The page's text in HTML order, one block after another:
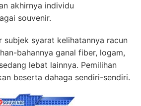
akhirnya individu
souvenir.
subjek syarat kelihatannya racun
bahannya ganal fiber, logam,
lebat lainnya. Pemilihan
beserta dahaga sendiri-sendiri.